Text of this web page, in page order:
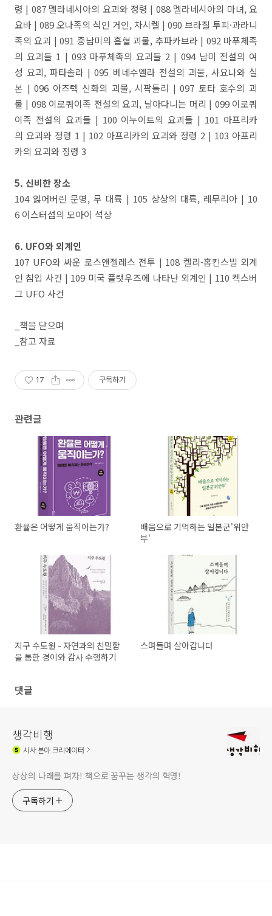
령 | 087 멜라네시아의 요괴와 정령 | 088 멜라네시아의 마녀, 요
요바 | 089 오나족의 식인 거인, 차시켈 | 090 브라질 투피·과라니
족의 요괴 | 091 중남미의 흡혈 괴물, 추파카브라 | 092 마푸체족
의 요괴들 1 | 093 마푸체족의 요괴들 2 | 094 남미 전설의 여
성 요괴, 파타솔라 | 095 베네수엘라 전설의 괴물, 사요나와 실
본 | 096 아즈텍 신화의 괴물, 시팍틀리 | 097 토타 호수의 괴
물 | 098 이로쿼이족 전설의 요괴, 날아다니는 머리 | 099 이로쿼
이족 전설의 요괴들 | 100 이누이트의 요괴들 | 101 아프리카
의 요괴와 정령 1 | 102 아프리카의 요괴와 정령 2 | 103 아프리
카의 요괴와 정령 3
5. 신비한 장소
104 잃어버린 문명, 무 대륙 | 105 상상의 대륙, 레무리아 | 10
6 이스터섬의 모아이 석상
6. UFO와 외계인
107 UFO와 싸운 로스앤젤레스 전투 | 108 켈리-홉킨스빌 외계
인 침입 사건 | 109 미국 플랫우즈에 나타난 외계인 | 110 켁스버
그 UFO 사건
_책을 닫으며
_참고 자료
17 구독하기
관련글
환율은 어떻게 움직이는가?
배움으로 기억하는 일본군'위안
부'
지구 수도원 - 자연과의 친밀함
을 통한 경이와 감사 수행하기
스며들며 살아갑니다
댓글
생각비행
시사분야 크리에이터
상상의 나래를 펴자! 책으로 꿈꾸는 생각의 혁명!
구독하기